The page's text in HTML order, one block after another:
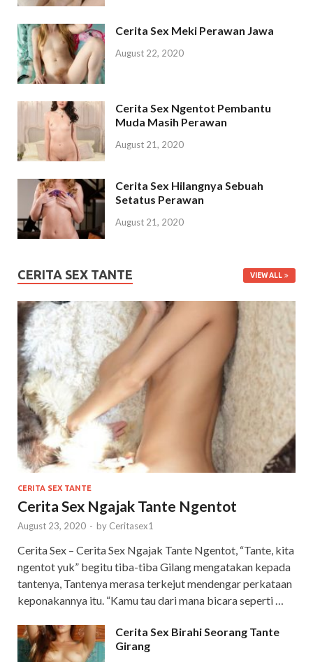
Cerita Sex Meki Perawan Jawa
August 22, 2020
Cerita Sex Ngentot Pembantu
Muda Masih Perawan
August 21, 2020
Cerita Sex Hilangnya Sebuah
Setatus Perawan
August 21, 2020
CERITA SEX TANTE VIEW ALL
CERITA SEX TANTE
Cerita Sex Ngajak Tante Ngentot
August 23, 2020 - by Ceritasex1
Cerita Sex – Cerita Sex Ngajak Tante Ngentot, “Tante, kita
ngentot yuk” begitu tiba-tiba Gilang mengatakan kepada
tantenya, Tantenya merasa terkejut mendengar perkataan
keponakannya itu. “Kamu tau dari mana bicara seperti …
Cerita Sex Birahi Seorang Tante
Girang